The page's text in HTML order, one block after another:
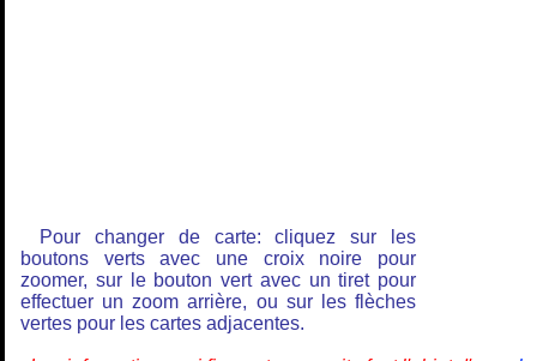
Pour changer de carte: cliquez sur les
boutons verts avec une croix noire pour
zoomer, sur le bouton vert avec un tiret pour
effectuer un zoom arrière, ou sur les flèches
vertes pour les cartes adjacentes.